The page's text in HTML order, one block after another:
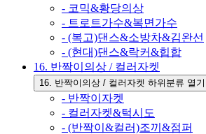
- 코믹&황당의상
- 트로트가수&복면가수
- (복고)댄스&소방차&김완선
- (현대)댄스&락커&힙합
16. 반짝이의상 / 컬러자켓
16. 반짝이의상 / 컬러자켓 하위분류 열기
- 반짝이자켓
- 컬러자켓&턱시도
- (반짝이&컬러)조끼&점퍼